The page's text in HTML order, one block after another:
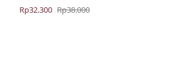
Rp38.000
Harga
Rp32.300
Harga